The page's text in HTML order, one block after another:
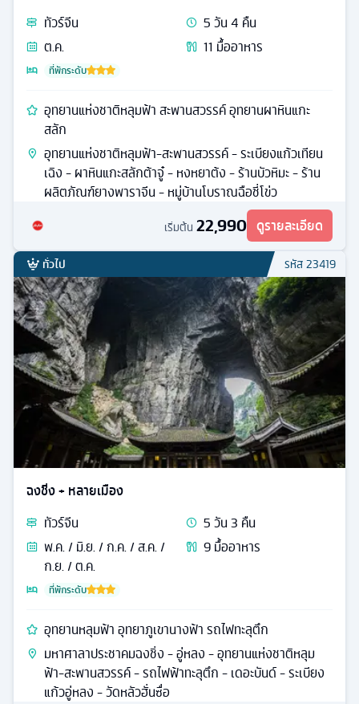
ทัวร์จีน 5วัน4 คืน
ต.ค.
11 มื้ออาหาร
ที่พักระดับ
อุทยานแห่งชาติหลุมฟ้า สะพานสวรรค์ อุทยานผาหินแกะ
สลัก
อุทยานแห่งชาติหลุมฟ้า-สะพานสวรรค์ - ระเบียงแก้วเทียน
เฉิง - ผาหินแกะสลักต้าจู๋ - หงหยาต้ง - ร้านบัวหิมะ - ร้าน
ผลิตภัณฑ์ยางพาราจีน - หมู่บ้านโบราณฉือชี่โข่ว
เริ่มต้น 22,990 ดูรายละเอียด
ทั่วไป รหัส23419
ฉงชิ่ง + หลายเมือง
ทัวร์จีน 5วัน3 คืน
พ.ค. / มิ.ย. / ก.ค. / ส.ค. /
ก.ย. / ต.ค.
9มื้ออาหาร
ที่พักระดับ
อุทยานหลุมฟ้า อุทยาภูเขานางฟ้า รถไฟทะลุตึก
มหาศาลาประชาคมฉงชิ่ง - อู่หลง - อุทยานแห่งชาติหลุม
ฟ้า-สะพานสวรรค์ - รถไฟฟ้าทะลุตึก - เดอะบันด์ - ระเบียง
แก้วอู่หลง - วัดหลัวฮั่นซื่อ